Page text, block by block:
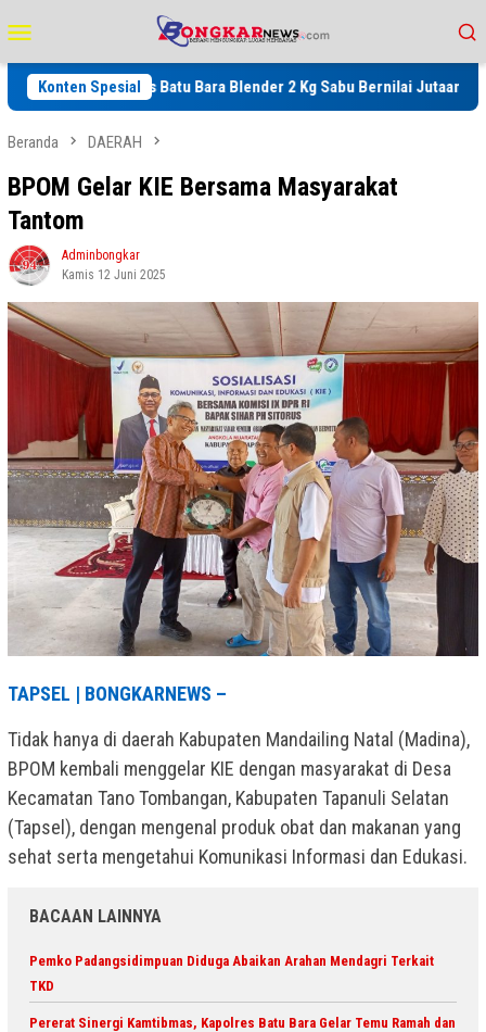
ke
kontenMobile
Konten Spesial
Polres Batu Bara Blender 2 Kg Sabu Bernilai Jutaan Rupiah,
Beranda DAERAH
BPOM Gelar KIE Bersama Masyarakat
Tantom
Adminbongkar
Kamis 12 Juni 2025
TAPSEL | BONGKARNEWS –
Tidak hanya di daerah Kabupaten Mandailing Natal (Madina),
BPOM kembali menggelar KIE dengan masyarakat di Desa
Kecamatan Tano Tombangan, Kabupaten Tapanuli Selatan
(Tapsel), dengan mengenal produk obat dan makanan yang
sehat serta mengetahui Komunikasi Informasi dan Edukasi.
BACAAN LAINNYA
Pemko Padangsidimpuan Diduga Abaikan Arahan Mendagri Terkait
TKD
Pererat Sinergi Kamtibmas, Kapolres Batu Bara Gelar Temu Ramah dan